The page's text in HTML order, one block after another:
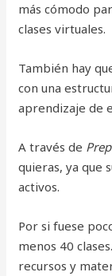
más cómodo
clases virtuales.
También hay
con una
aprendizaje de
A través de
quieras, ya que
activos.
Por si fuese
menos 40
recursos y